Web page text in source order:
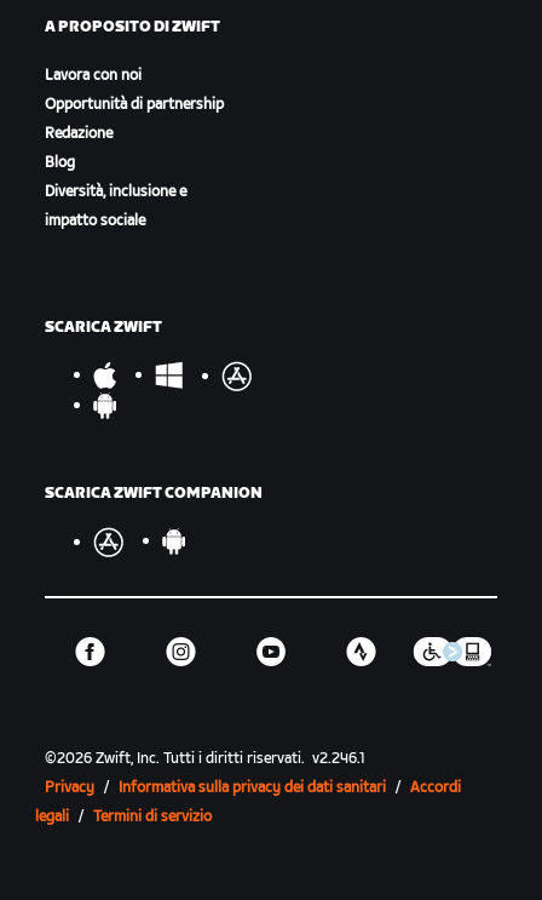
A PROPOSITO DI ZWIFT
Lavora con noi
Opportunità di partnership
Redazione
Blog
Diversità, inclusione e
impatto sociale
SCARICA ZWIFT
SCARICA ZWIFT COMPANION
©2026 Zwift, Inc.Tutti i diritti riservati. v2.246.1
Privacy / Informativa sulla privacy dei dati sanitari / Accordi
legali / Termini di servizio